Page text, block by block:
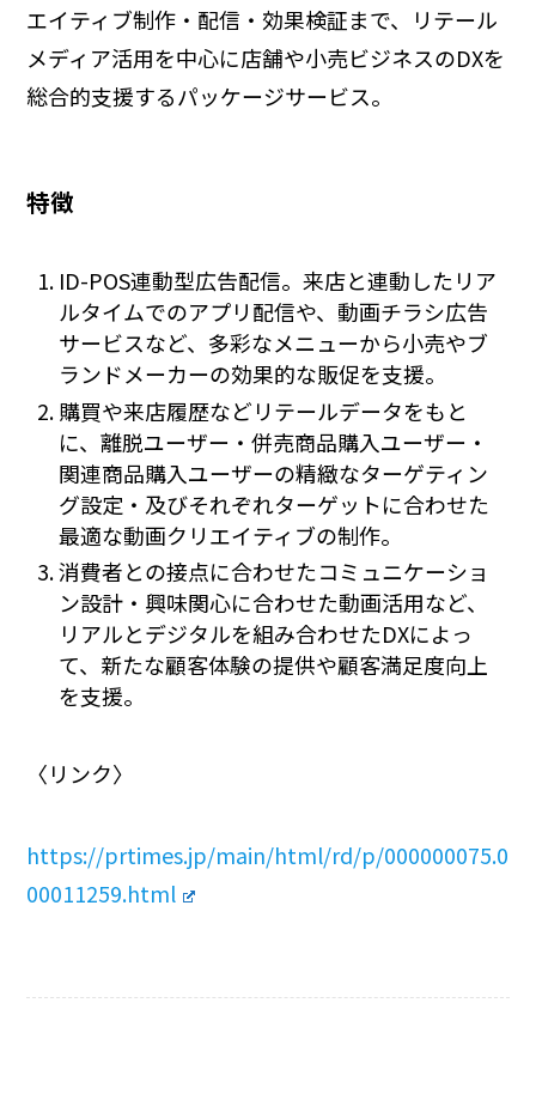
エイティブ制作・配信・効果検証まで、リテール
メディア活用を中心に店舗や小売ビジネスのDXを
総合的支援するパッケージサービス。
特徴
ID-POS連動型広告配信。来店と連動したリア
ルタイムでのアプリ配信や、動画チラシ広告
サービスなど、多彩なメニューから小売やブ
ランドメーカーの効果的な販促を支援。
購買や来店履歴などリテールデータをもと
に、離脱ユーザー・併売商品購入ユーザー・
関連商品購入ユーザーの精緻なターゲティン
グ設定・及びそれぞれターゲットに合わせた
最適な動画クリエイティブの制作。
消費者との接点に合わせたコミュニケーショ
ン設計・興味関心に合わせた動画活用など、
リアルとデジタルを組み合わせたDXによっ
て、新たな顧客体験の提供や顧客満足度向上
を支援。
〈リンク〉
https://prtimes.jp/main/html/rd/p/000000075.0
00011259.html